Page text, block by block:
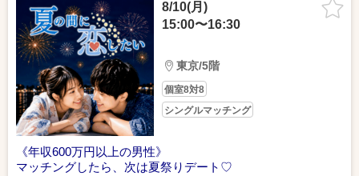
8/10(月)
15:00〜16:30
東京/5階
個室8対8
シングルマッチング
《年収600万円以上の男性》
マッチングしたら、次は夏祭りデート♡